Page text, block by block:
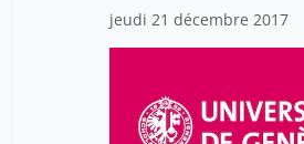
jeudi 21 décembre 2017